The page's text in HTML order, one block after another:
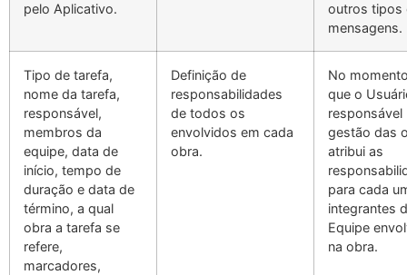
pelo Aplicativo.
outros tipos
mensagens.
Tipo de tarefa,
nome da tarefa,
responsável,
membros da
equipe, data de
início, tempo de
duração e data de
término, a qual
obra a tarefa se
refere,
marcadores,
Definição de
responsabilidades
de todos os
envolvidos em cada
obra.
No
que o
responsável
gestão das
atribui as
para cada
integrantes
Equipe
na obra.